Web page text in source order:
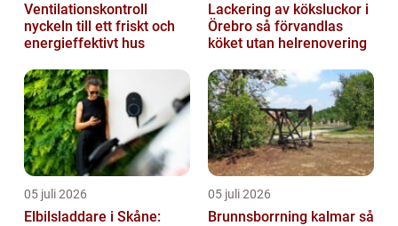
Ventilationskontroll
nyckeln till ett friskt och
energieffektivt hus
Lackering av köksluckor i
Örebro så förvandlas
köket utan helrenovering
05 juli 2026
Elbilsladdare i Skåne:
05 juli 2026
Brunnsborrning kalmar så